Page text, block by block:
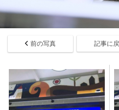
前の写真 記事に